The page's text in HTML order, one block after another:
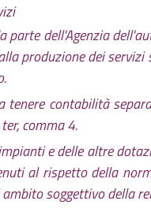
dell'Agenzia
produzione dei
contabilità
comma 4.
e delle altre
al rispetto della
soggettivo della